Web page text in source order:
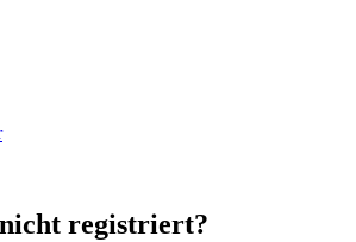
registriert?